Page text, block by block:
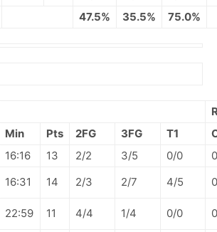
47.5%
35.5% 75.0%
Min Pts 2FG 3FG T1
16:16 13 2/2 3/5 0/0
0
16:31 14 2/3 2/7 4/5 0
22:59 11 4/4 1/4 0/0 0